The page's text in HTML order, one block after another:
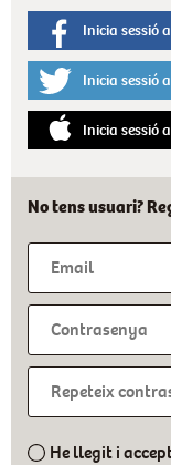
Inicia sessió
Inicia sessió
Inicia sessió
No tens usuari?
He llegit i